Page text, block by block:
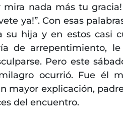
mira nada más tu gracia!
ya!”. Con esas
su hija y en estos casi
de arrepentimiento,
Pero este
ocurrió. Fue él
mayor explicación,
del encuentro.